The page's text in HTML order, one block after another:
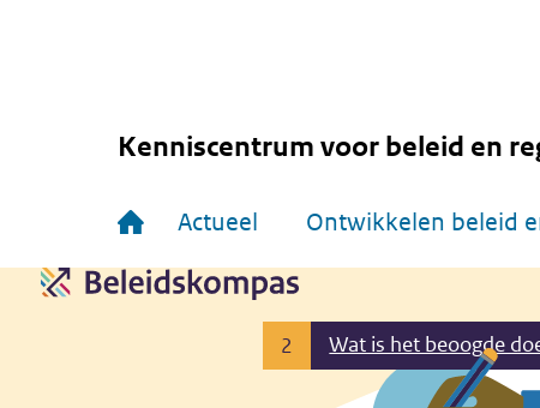
Kenniscentrum voor beleid en
Actueel Ontwikkelen beleid
2 Wat is het beoogde